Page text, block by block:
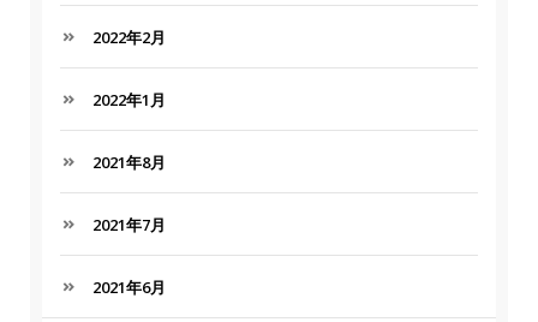
2022年2月
2022年1月
2021年8月
2021年7月
2021年6月